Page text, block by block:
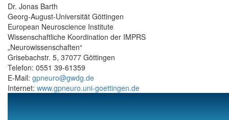
Dr. Jonas Barth
Georg-August-Universität Göttingen
European Neuroscience Institute
Wissenschaftliche Koordination der IMPRS
„Neurowissenschaften“
Grisebachstr. 5, 37077 Göttingen
Telefon: 0551 39-61359
E-Mail: gpneuro@gwdg.de
Internet: www.gpneuro.uni-goettingen.de